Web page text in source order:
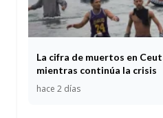
La cifra de muertos en
mientras continúa la crisis
hace 2 días